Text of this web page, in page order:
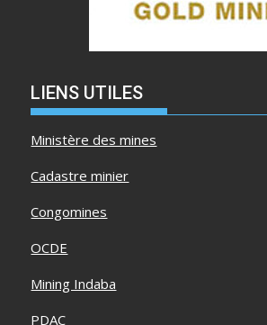
LIENS UTILES
Ministère des mines
Cadastre minier
Congomines
OCDE
Mining Indaba
PDAC